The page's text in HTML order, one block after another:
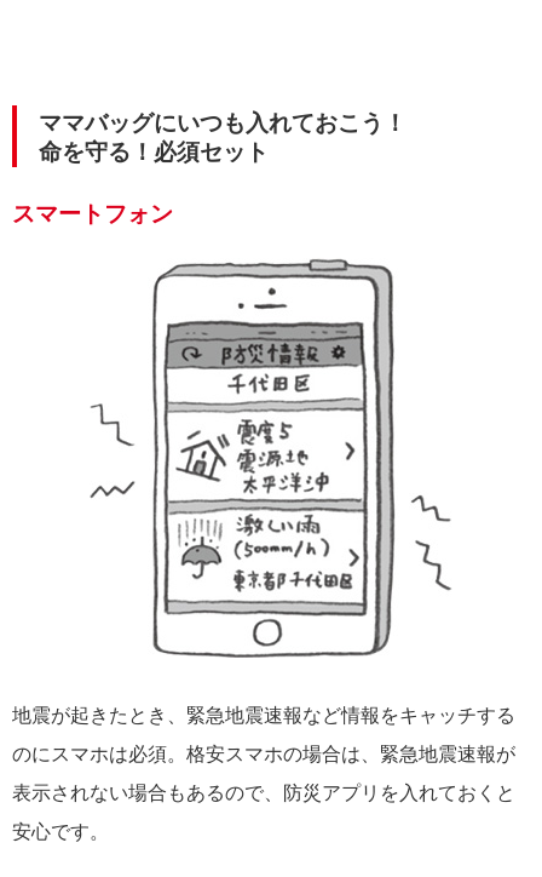
ママバッグにいつも入れておこう！
命を守る！必須セット
スマートフォン
地震が起きたとき、緊急地震速報など情報をキャッチする
のにスマホは必須。格安スマホの場合は、緊急地震速報が
表示されない場合もあるので、防災アプリを入れておくと
安心です。